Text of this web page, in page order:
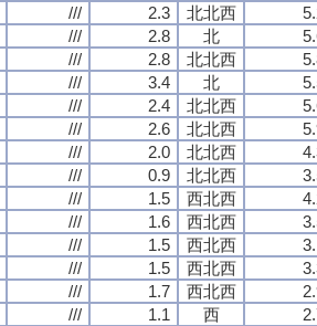
/// 2.3 北北西
/// 2.8 北
/// 2.8 北北西
/// 3.4 北
/// 2.4 北北西
/// 2.6 北北西
/// 2.0 北北西
/// 0.9 北北西
/// 1.5 西北西
/// 1.6 西北西
/// 1.5 西北西
/// 1.5 西北西
/// 1.7 西北西
/// 1.1 西